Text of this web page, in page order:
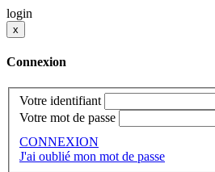
login
x
Connexion
Votre identifiant
Votre mot de passe
CONNEXION
J'ai oublié mon mot de passe